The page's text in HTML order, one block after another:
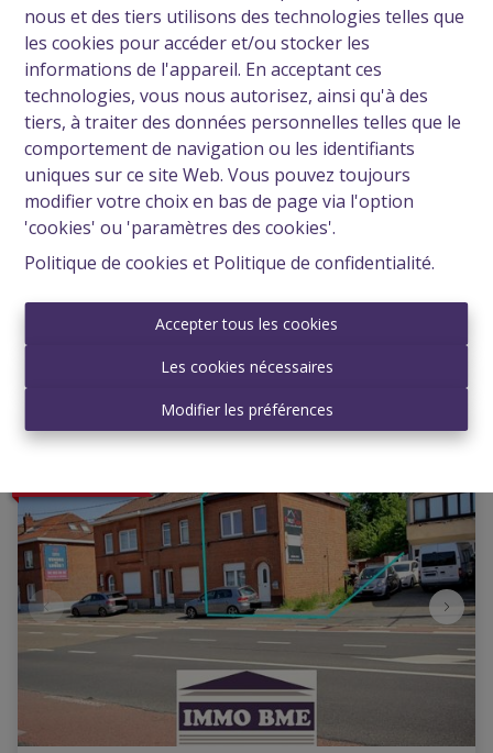
nous et des tiers utilisons des technologies telles que
les cookies pour accéder et/ou stocker les
informations de l'appareil. En acceptant ces
technologies, vous nous autorisez, ainsi qu'à des
tiers, à traiter des données personnelles telles que le
comportement de navigation ou les identifiants
uniques sur ce site Web. Vous pouvez toujours
modifier votre choix en bas de page via l'option
'cookies' ou 'paramètres des cookies'.
Politique de cookies et Politique de confidentialité.
Accepter tous les cookies
Les cookies nécessaires
Modifier les préférences
Bel appartement + terrasse + cave et parking
1480 Tubize| Ref : 2795
€ 900
92 m²